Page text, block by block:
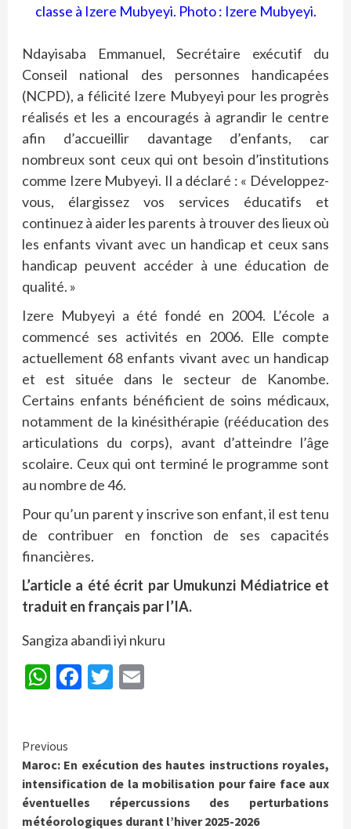
classe à Izere Mubyeyi. Photo : Izere Mubyeyi.
Ndayisaba Emmanuel, Secrétaire exécutif du
Conseil national des personnes handicapées
(NCPD), a félicité Izere Mubyeyi pour les progrès
réalisés et les a encouragés à agrandir le centre
afin d’accueillir davantage d’enfants, car
nombreux sont ceux qui ont besoin d’institutions
comme Izere Mubyeyi. Il a déclaré : « Développez-
vous, élargissez vos services éducatifs et
continuez à aider les parents à trouver des lieux où
les enfants vivant avec un handicap et ceux sans
handicap peuvent accéder à une éducation de
qualité. »
Izere Mubyeyi a été fondé en 2004. L’école a
commencé ses activités en 2006. Elle compte
actuellement 68 enfants vivant avec un handicap
et est située dans le secteur de Kanombe.
Certains enfants bénéficient de soins médicaux,
notamment de la kinésithérapie (rééducation des
articulations du corps), avant d’atteindre l’âge
scolaire. Ceux qui ont terminé le programme sont
au nombre de 46.
Pour qu’un parent y inscrive son enfant, il est tenu
de contribuer en fonction de ses capacités
financières.
L’article a été écrit par Umukunzi Médiatrice et
traduit en français par l’IA.
Sangiza abandi iyi nkuru
WhatsApp
Facebook
Twitter
Continue
Reading
Previous
Maroc: En exécution des hautes instructions royales,
intensification de la mobilisation pour faire face aux
éventuelles répercussions des perturbations
météorologiques durant l’hiver 2025-2026